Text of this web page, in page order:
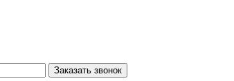
Заказать звонок